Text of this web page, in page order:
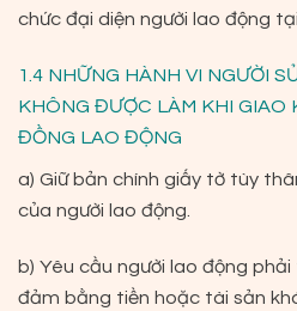
chức đại diện người lao động
1.4 NHỮNG HÀNH VI NGƯỜI
KHÔNG ĐƯỢC LÀM KHI GIAO
ĐỒNG LAO ĐỘNG
a) Giữ bản chính giấy tờ tùy
của người lao động.
b) Yêu cầu người lao động
đảm bằng tiền hoặc tài sản